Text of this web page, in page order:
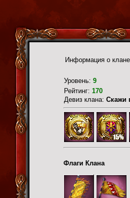
Информация о клане
Уровень: 9
Рейтинг: 170
Девиз клана: Скажи
Флаги Клана